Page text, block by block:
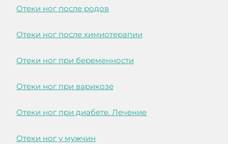
Отеки ног после родов
Отеки ног после химиотерапии
Отеки ног при беременности
Отеки ног при варикозе
Отеки ног при диабете. Лечение
Отеки ног у мужчин